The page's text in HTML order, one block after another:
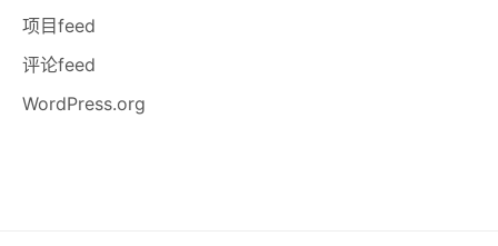
项目feed
评论feed
WordPress.org